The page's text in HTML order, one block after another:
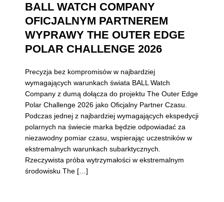
BALL WATCH COMPANY
OFICJALNYM PARTNEREM
WYPRAWY THE OUTER EDGE
POLAR CHALLENGE 2026
Precyzja bez kompromisów w najbardziej
wymagających warunkach świata BALL Watch
Company z dumą dołącza do projektu The Outer Edge
Polar Challenge 2026 jako Oficjalny Partner Czasu.
Podczas jednej z najbardziej wymagających ekspedycji
polarnych na świecie marka będzie odpowiadać za
niezawodny pomiar czasu, wspierając uczestników w
ekstremalnych warunkach subarktycznych.
Rzeczywista próba wytrzymałości w ekstremalnym
środowisku The […]